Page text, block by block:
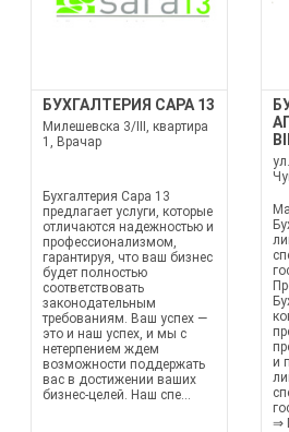
БУХГАЛТЕРИЯ САРА 13
Милешевска 3/III, квартира
1, Врачар
Бухгалтерия Сара 13
предлагает услуги, которые
отличаются надежностью и
профессионализмом,
гарантируя, что ваш бизнес
будет полностью
соответствовать
законодательным
требованиям. Ваш успех —
это и наш успех, и мы с
нетерпением ждем
возможности поддержать
вас в достижении ваших
бизнес-целей. Наш спе...
и
⇒